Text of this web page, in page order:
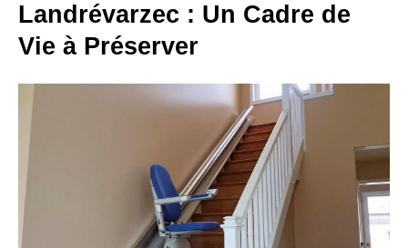
Landrévarzec : Un Cadre de
Vie à Préserver